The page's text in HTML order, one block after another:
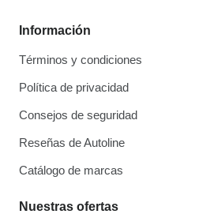
Información
Términos y condiciones
Política de privacidad
Consejos de seguridad
Reseñas de Autoline
Catálogo de marcas
Nuestras ofertas